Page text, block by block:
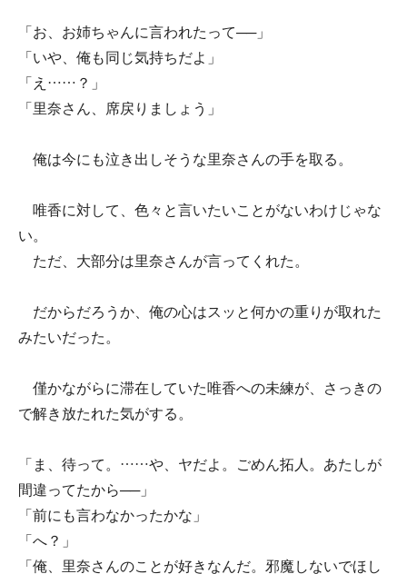
「お、お姉ちゃんに言われたって──」
「いや、俺も同じ気持ちだよ」
「え……？」
「里奈さん、席戻りましょう」
俺は今にも泣き出しそうな里奈さんの手を取る。
唯香に対して、色々と言いたいことがないわけじゃな
い。
ただ、大部分は里奈さんが言ってくれた。
だからだろうか、俺の心はスッと何かの重りが取れた
みたいだった。
僅かながらに滞在していた唯香への未練が、さっきの
で解き放たれた気がする。
「ま、待って。……や、ヤだよ。ごめん拓人。あたしが
間違ってたから──」
「前にも言わなかったかな」
「へ？」
「俺、里奈さんのことが好きなんだ。邪魔しないでほし